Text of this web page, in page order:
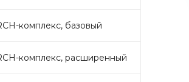
комплекс, базовый
комплекс, расширенный